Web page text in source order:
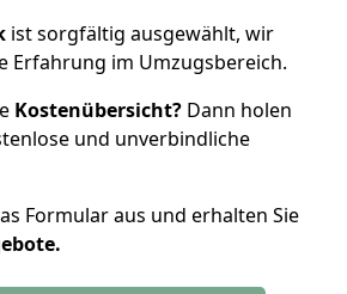
ist sorgfältig ausgewählt, wir
Erfahrung im Umzugsbereich.
Kostenübersicht? Dann holen
und unverbindliche
Formular aus und erhalten Sie